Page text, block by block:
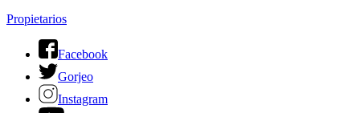
Propietarios
Facebook
Gorjeo
Instagram